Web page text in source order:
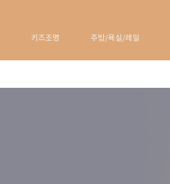
키즈조명 주방/욕실/레일